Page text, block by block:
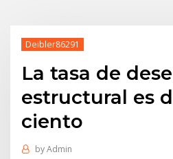
Deibler86291
La tasa de
estructural es
ciento
byAdmin